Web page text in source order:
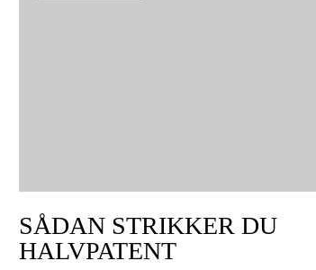
SÅDAN STRIKKER DU
HALVPATENT